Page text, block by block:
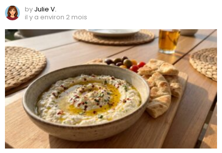
by Julie V.
il y a environ 2 mois